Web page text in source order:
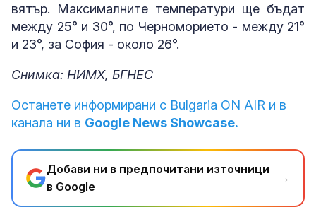
вятър. Максималните температури ще бъдат
между 25° и 30°, по Черноморието - между 21°
и 23°, за София - около 26°.
Снимка: НИМХ, БГНЕС
Останете информирани с Bulgaria ON AIR и в
канала ни в Google News Showcase.
Добави ни в предпочитани източници
в Google
→